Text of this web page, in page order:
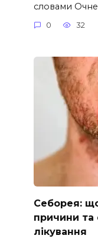
словами
0 32
Себорея:
причини та
лікування